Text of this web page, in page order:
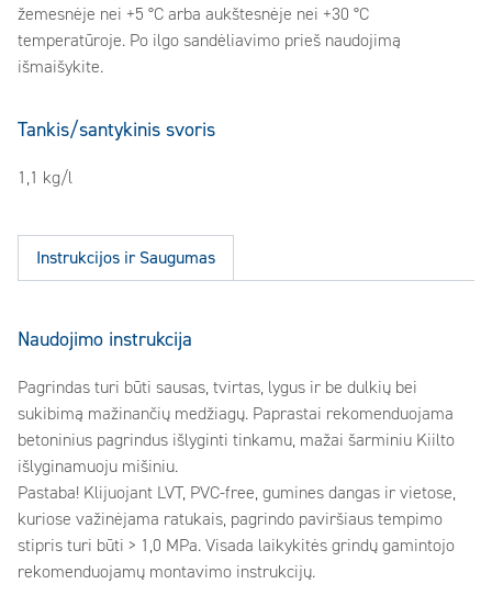
žemesnėje nei +5 °C arba aukštesnėje nei +30 °C
temperatūroje. Po ilgo sandėliavimo prieš naudojimą
išmaišykite.
Tankis/santykinis svoris
1,1 kg/l
Instrukcijos ir Saugumas
Naudojimo instrukcija
Pagrindas turi būti sausas, tvirtas, lygus ir be dulkių bei
sukibimą mažinančių medžiagų. Paprastai rekomenduojama
betoninius pagrindus išlyginti tinkamu, mažai šarminiu Kiilto
išlyginamuoju mišiniu.
Pastaba! Klijuojant LVT, PVC-free, gumines dangas ir vietose,
kuriose važinėjama ratukais, pagrindo paviršiaus tempimo
stipris turi būti > 1,0 MPa. Visada laikykitės grindų gamintojo
rekomenduojamų montavimo instrukcijų.